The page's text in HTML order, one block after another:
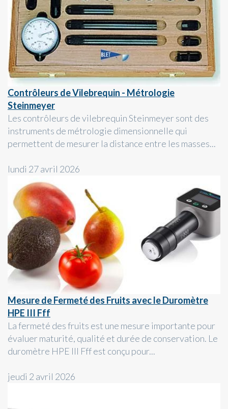
Contrôleurs de Vilebrequin - Métrologie
Steinmeyer
Les contrôleurs de vilebrequin Steinmeyer sont des
instruments de métrologie dimensionnelle qui
permettent de mesurer la distance entre les masses...
lundi 27 avril 2026
Mesure de Fermeté des Fruits avec le Duromètre
HPE III Fff
La fermeté des fruits est une mesure importante pour
évaluer maturité, qualité et durée de conservation. Le
duromètre HPE III Fff est conçu pour...
jeudi 2 avril 2026